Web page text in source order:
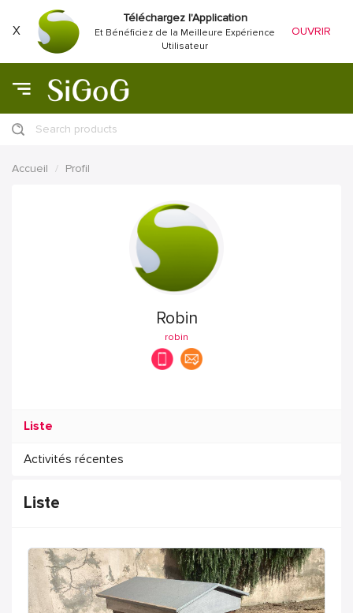
X
Téléchargez l'Application
Et Bénéficiez de la Meilleure Expérience
Utilisateur
OUVRIR
Search products
Accueil Profil
Robin
robin
Liste
Activités récentes
Liste